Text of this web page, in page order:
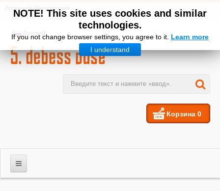
NOTE! This site uses cookies and similar
technologies.
If you not change browser settings, you agree to it. Learn more
I understand
Логин илиРегистрация
Русский
Корзина 0